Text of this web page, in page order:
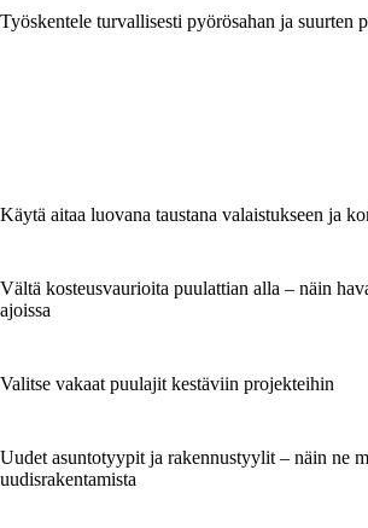
Työskentele turvallisesti pyörösahan ja suurten
Käytä aitaa luovana taustana valaistukseen ja
Vältä kosteusvaurioita puulattian alla – näin
ajoissa
Valitse vakaat puulajit kestäviin projekteihin
Uudet asuntotyypit ja rakennustyylit – näin ne
uudisrakentamista